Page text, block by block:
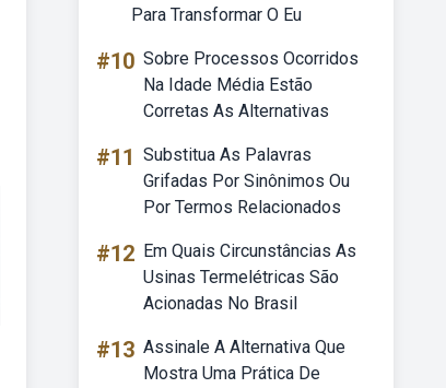
Para Transformar O Eu
#10 Sobre Processos Ocorridos
Na Idade Média Estão
Corretas As Alternativas
#11 Substitua As Palavras
Grifadas Por Sinônimos Ou
Por Termos Relacionados
#12 Em Quais Circunstâncias As
Usinas Termelétricas São
Acionadas No Brasil
#13 Assinale A Alternativa Que
Mostra Uma Prática De